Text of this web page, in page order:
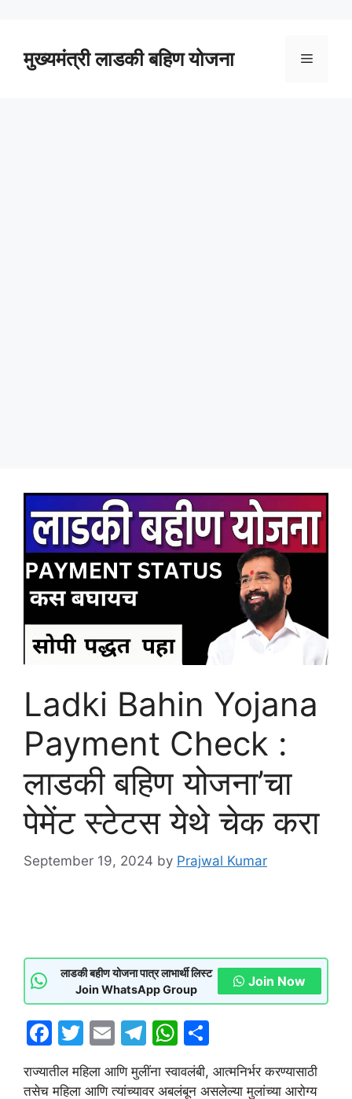
मुख्यमंत्री लाडकी बहिण योजना Menu
Ladki Bahin Yojana
Payment Check :
लाडकी बहिण योजना’चा
पेमेंट स्टेटस येथे चेक करा
September 19, 2024 by Prajwal Kumar
लाडकी बहीण योजना पात्र लाभार्थी लिस्ट
Join WhatsApp Group
Join Now
F
a
c
T
w
itt
E
m
ai
T
el
e
W
at ar
राज्यातील महिला आणि मुलींना स्वावलंबी, आत्मनिर्भर करण्यासाठी
तसेच महिला आणि त्यांच्यावर अबलंबून असलेल्या मुलांच्या आरोग्य